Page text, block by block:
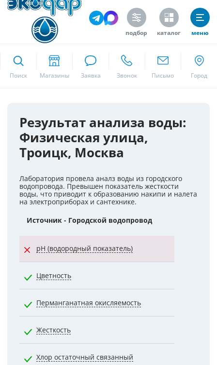
подбор каталог меню
Поиск
Результат анализа воды:
Физическая улица,
Троицк, Москва
Лаборатория провела аналз воды из городского
водопровода. Превышен показатель жесткости
воды, что приводит к образованию накипи и налета
на электроприборах и сантехнике.
Источник - Городской водопровод
pH (водородный показатель)
Цветность
Перманганатная окисляемость
Жесткость
Хлор остаточный связанный